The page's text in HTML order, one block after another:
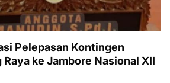
Pelepasan Kontingen
ke Jambore Nasional XII